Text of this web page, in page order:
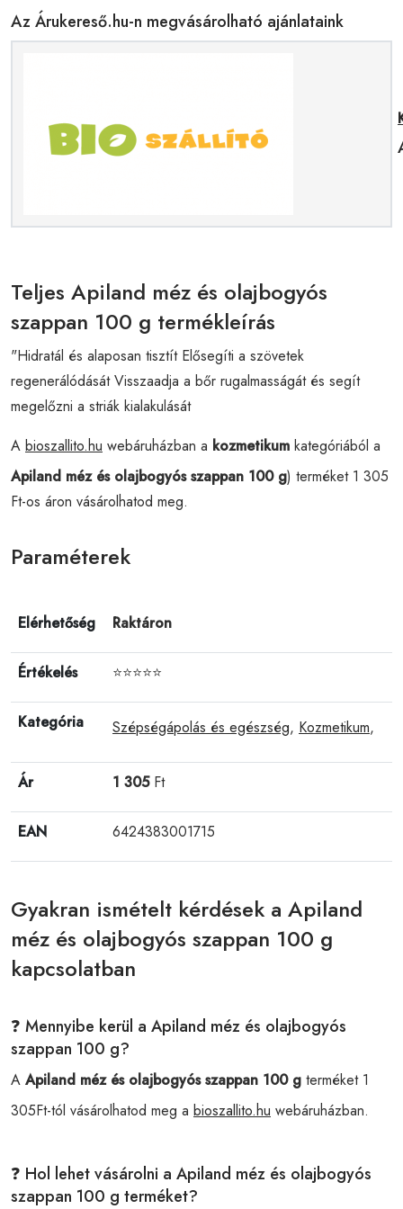
Az Árukereső.hu-n megvásárolható ajánlataink
Teljes Apiland méz és olajbogyós
szappan 100 g termékleírás
"Hidratál és alaposan tisztít Elősegíti a szövetek
regenerálódását Visszaadja a bőr rugalmasságát és segít
megelőzni a striák kialakulását
A bioszallito.hu webáruházban a kozmetikum kategóriából a
Apiland méz és olajbogyós szappan 100 g) terméket 1 305
Ft-os áron vásárolhatod meg.
Paraméterek
Elérhetőség Raktáron
Értékelés ⭐⭐⭐⭐⭐
Kategória Szépségápolás és egészség, Kozmetikum,
Ár 1 305Ft
EAN 6424383001715
Gyakran ismételt kérdések a Apiland
méz és olajbogyós szappan 100 g
kapcsolatban
❓ Mennyibe kerül a Apiland méz és olajbogyós
szappan 100 g?
A Apiland méz és olajbogyós szappan 100 g terméket 1
305Ft-tól vásárolhatod meg a bioszallito.hu webáruházban.
❓ Hol lehet vásárolni a Apiland méz és olajbogyós
szappan 100 g terméket?